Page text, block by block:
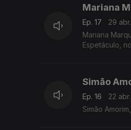
Mariana
Ep. 17
29
Mariana
Espetáculo,
Simão
Ep. 16
22
Simão